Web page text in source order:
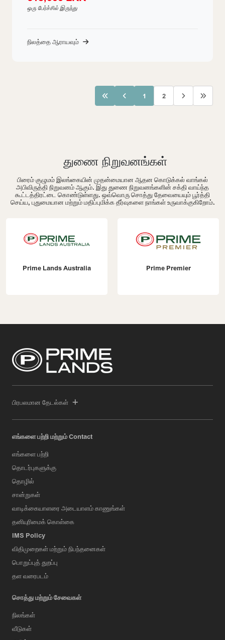
ஒரு பேர்ச்சில் இருந்து
நிலத்தை ஆராயவும்
1 2
துணை நிறுவனங்கள்
பிரைம் குழுமம் இலங்கையின் முதன்மையான ஆதன கொடுக்கல் வாங்கல்
அபிவிருத்தி நிறுவனம் ஆகும். இது துணை நிறுவனங்களின் சக்தி வாய்ந்த
கூட்டத்திரட்டை கொண்டுள்ளது. ஒவ்வொரு சொத்து தேவையையும் பூர்த்தி
செய்ய, புதுமையான மற்றும் மதிப்புமிக்க தீர்வுகளை நாங்கள் உருவாக்குகிறோம்.
Prime Lands Australia Prime Premier
பிரபலமான தேடல்கள்
எங்களை பற்றி மற்றும் Contact
எங்களை பற்றி
தொடர்புகளுக்கு
தொழில்
சான்றுகள்
வாடிக்கையாளரை அடையாளம் காணுங்கள்
தனியுரிமைக் கொள்கை
IMS Policy
விதிமுறைகள் மற்றும் நிபந்தனைகள்
பொறுப்புத் துறப்பு
தள வரைபடம்
சொத்து மற்றும் சேவைகள்
நிலங்கள்
வீடுகள்